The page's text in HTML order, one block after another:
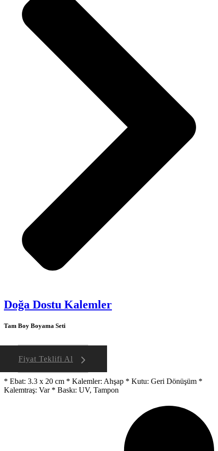
Doğa Dostu Kalemler
Tam Boy Boyama Seti
Fiyat Teklifi Al
* Ebat: 3.3 x 20 cm * Kalemler: Ahşap * Kutu: Geri Dönüşüm *
Kalemtraş: Var * Baskı: UV, Tampon